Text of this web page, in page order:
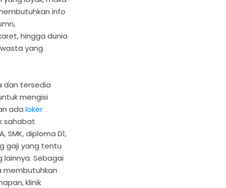
info
hingga dunia
yang
dan tersedia
mengisi
ada loker
sahabat
SMK, diploma D1,
gaji yang tentu
Sebagai
membutuhkan
klinik